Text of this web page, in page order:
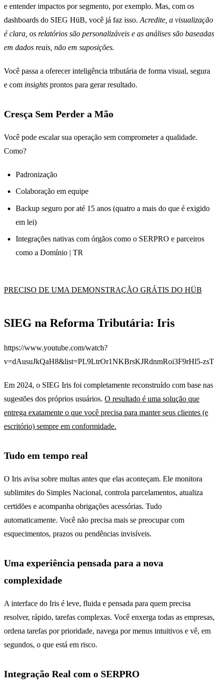
e entender impactos por segmento, por exemplo. Mas, com os
dashboards do SIEG HüB, você já faz isso. Acredite, a visualização
é clara, os relatórios são personalizáveis e as análises são baseadas
em dados reais, não em suposições.
Você passa a oferecer inteligência tributária de forma visual, segura
e com insights prontos para gerar resultado.
Cresça Sem Perder a Mão
Você pode escalar sua operação sem comprometer a qualidade.
Como?
Padronização
Colaboração em equipe
Backup seguro por até 15 anos (quatro a mais do que é exigido
em lei)
Integrações nativas com órgãos como o SERPRO e parceiros
como a Domínio | TR
PRECISO DE UMA DEMONSTRAÇÃO GRÁTIS DO HÜB
SIEG na Reforma Tributária: Iris
https://www.youtube.com/watch?
v=dAusuJkQaH8&list=PL9LtrOr1NKBrsKJRdnmRoi3F9rHl5-zsT
Em 2024, o SIEG Iris foi completamente reconstruído com base nas
sugestões dos próprios usuários. O resultado é uma solução que
entrega exatamente o que você precisa para manter seus clientes (e
escritório) sempre em conformidade.
Tudo em tempo real
O Iris avisa sobre multas antes que elas aconteçam. Ele monitora
sublimites do Simples Nacional, controla parcelamentos, atualiza
certidões e acompanha obrigações acessórias. Tudo
automaticamente. Você não precisa mais se preocupar com
esquecimentos, prazos ou pendências invisíveis.
Uma experiência pensada para a nova
complexidade
A interface do Iris é leve, fluida e pensada para quem precisa
resolver, rápido, tarefas complexas. Você enxerga todas as empresas,
ordena tarefas por prioridade, navega por menus intuitivos e vê, em
segundos, o que está em risco.
Integração Real com o SERPRO